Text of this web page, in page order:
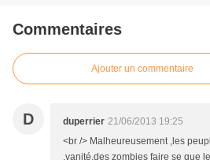
Commentaires
Ajouter un commentaire
D duperrier 21/06/2013 19:25
<br /> Malheureusement ,les
,vanité,des zombies faire se que